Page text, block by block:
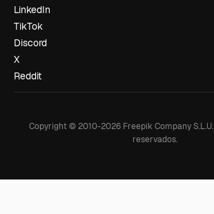
LinkedIn
TikTok
Discord
X
Reddit
Copyright © 2010-2026Freepik Company S.L.U.
reservados.